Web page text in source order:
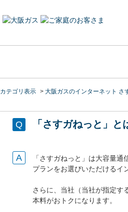
カテゴリ表示 > 大阪ガスのインターネット さ
「さすガねっと」
「さすガねっと」は大容量
プランをお選びいただけるイ
さらに、当社（当社が指定す
本料がおトクになります。